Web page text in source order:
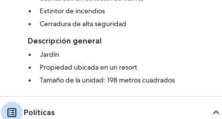
Extintor de incendios
Cerradura de alta seguridad
Descripción general
Jardín
Propiedad ubicada en un resort
Tamaño de la unidad: 198 metros cuadrados
Políticas